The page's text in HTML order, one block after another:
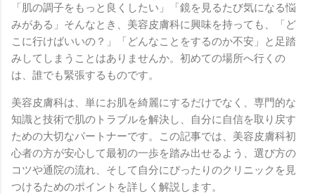
「肌の調子をもっと良くしたい」「鏡を見るたび気になる悩
みがある」そんなとき、美容皮膚科に興味を持っても、「ど
こに行けばいいの？」「どんなことをするのか不安」と足踏
みしてしまうことはありませんか。初めての場所へ行くの
は、誰でも緊張するものです。
美容皮膚科は、単にお肌を綺麗にするだけでなく、専門的な
知識と技術で肌のトラブルを解決し、自分に自信を取り戻す
ための大切なパートナーです。この記事では、美容皮膚科初
心者の方が安心して最初の一歩を踏み出せるよう、選び方の
コツや通院の流れ、そして自分にぴったりのクリニックを見
つけるためのポイントを詳しく解説します。